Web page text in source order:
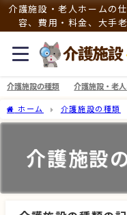
介護施設・老人ホームの
容、費用・料金、大手
介護施設の種類 介護施設・老
ホーム 介護施設の種類
介護施設